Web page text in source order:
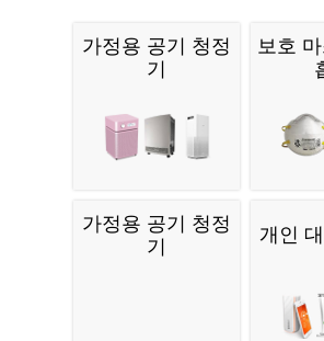
가정용 공기 청정
기
보호
가정용 공기 청정
기
개인